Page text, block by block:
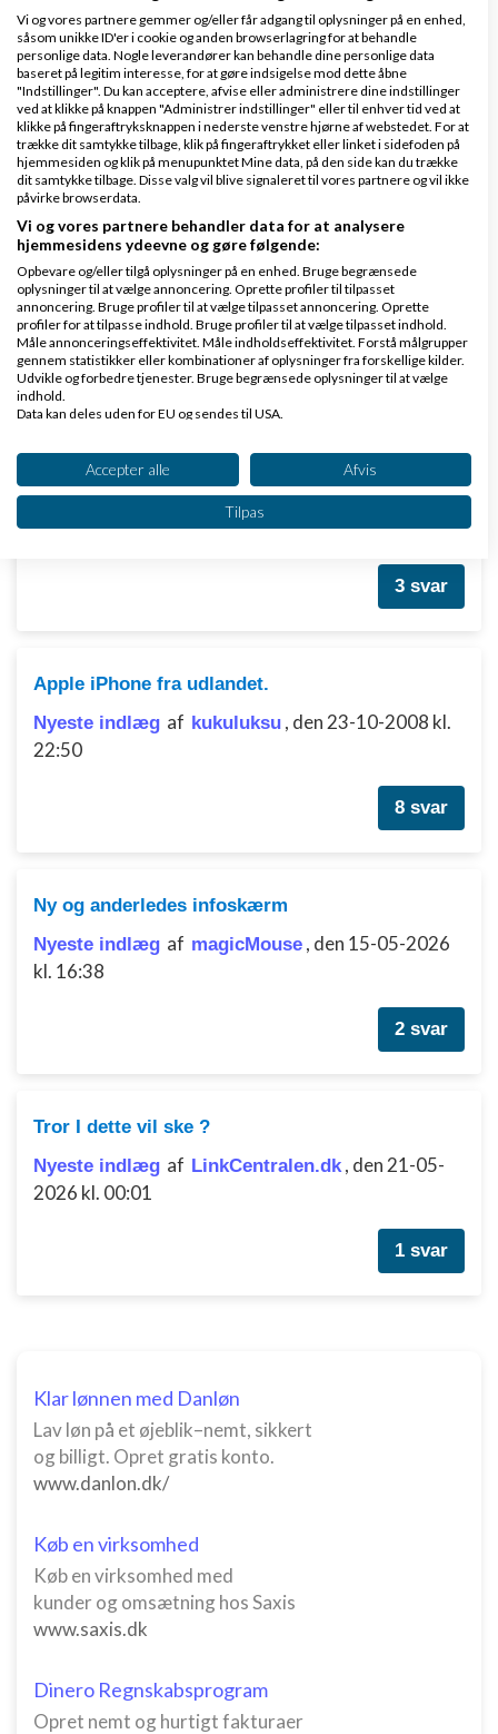
nettoløn, fordi jeg er et par dage over 25. Og det
også medvirker til, at man vælger mig fra.
Svar
Side 1 ud af 1 (6 indlæg)
Tilbage til toppen
Cafe og hygge
Emner
Hjælp til engelsk
Nyeste indlægafMarkus arvidsson,den 01-02-
2016 kl. 22:04
3 svar
Apple iPhone fra udlandet.
Nyeste indlæg af kukuluksu , den 23-10-2008 kl.
22:50
8 svar
Ny og anderledes infoskærm
Nyeste indlæg af magicMouse , den 15-05-2026
kl. 16:38
2 svar
Tror I dette vil ske ?
Nyeste indlæg af LinkCentralen.dk , den 21-05-
2026 kl. 00:01
1 svar
Klar lønnen med Danløn
Lav løn på et øjeblik–nemt, sikkert
og billigt. Opret gratis konto.
www.danlon.dk/
Køb en virksomhed
Køb en virksomhed med
kunder og omsætning hos Saxis
www.saxis.dk
Dinero Regnskabsprogram
Opret nemt og hurtigt fakturaer
Vi og vores partnere gemmer og/eller får adgang til oplysninger på en enhed,
såsom unikke ID'er i cookie og anden browserlagring for at behandle
personlige data. Nogle leverandører kan behandle dine personlige data
baseret på legitim interesse, for at gøre indsigelse mod dette åbne
"Indstillinger". Du kan acceptere, afvise eller administrere dine indstillinger
ved at klikke på knappen "Administrer indstillinger" eller til enhver tid ved at
klikke på fingeraftryksknappen i nederste venstre hjørne af webstedet. For at
trække dit samtykke tilbage, klik på fingeraftrykket eller linket i sidefoden på
hjemmesiden og klik på menupunktet Mine data, på den side kan du trække
dit samtykke tilbage. Disse valg vil blive signaleret til vores partnere og vil ikke
påvirke browserdata.
Vi og vores partnere behandler data for at analysere
hjemmesidens ydeevne og gøre følgende:
Opbevare og/eller tilgå oplysninger på en enhed. Bruge begrænsede
oplysninger til at vælge annoncering. Oprette profiler til tilpasset
annoncering. Bruge profiler til at vælge tilpasset annoncering. Oprette
profiler for at tilpasse indhold. Bruge profiler til at vælge tilpasset indhold.
Måle annonceringseffektivitet. Måle indholdseffektivitet. Forstå målgrupper
gennem statistikker eller kombinationer af oplysninger fra forskellige kilder.
Udvikle og forbedre tjenester. Bruge begrænsede oplysninger til at vælge
indhold.
Data kan deles uden for EU og sendes til USA.
Se partnerliste (2 IAB-leverandører)
Vi bruger dine data til følgende formål:
IAB's behandlingsformål:
Oprette profiler til tilpasset annoncering
Bruge profiler til at vælge tilpasset
annoncering
Måle indholdseffektivitet
Forstå målgrupper gennem statistikker eller
indhold
IAB Special Features:
Bruge præcise geografiske
Ydeevne
Funktionel
Annoncering / marketing
Accepter alle Afvis
Tilpas